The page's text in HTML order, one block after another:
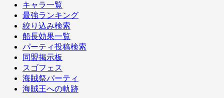
キャラ一覧
最強ランキング
絞り込み検索
船長効果一覧
パーティ投稿検索
同盟掲示板
スゴフェス
海賊祭パーティ
海賊王への軌跡